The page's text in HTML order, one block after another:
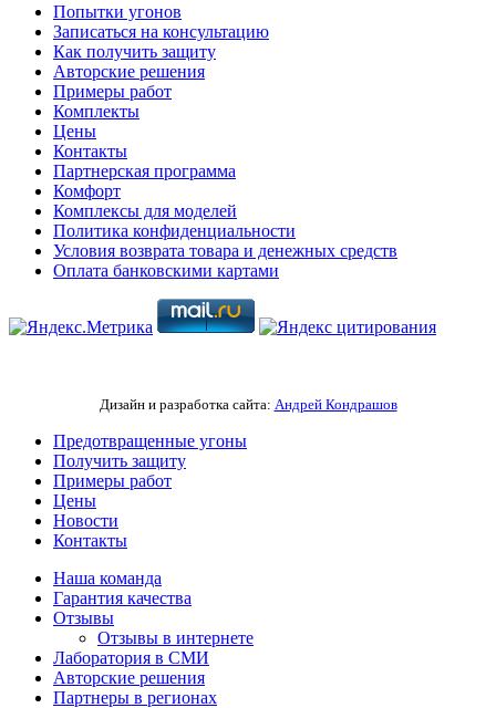
Попытки угонов
Записаться на консультацию
Как получить защиту
Авторские решения
Примеры работ
Комплекты
Цены
Контакты
Партнерская программа
Комфорт
Комплексы для моделей
Политика конфиденциальности
Условия возврата товара и денежных средств
Оплата банковскими картами
Дизайн и разработка сайта: Андрей Кондрашов
Предотвращенные угоны
Получить защиту
Примеры работ
Цены
Новости
Контакты
Наша команда
Гарантия качества
Отзывы
Отзывы в интернете
Лаборатория в СМИ
Авторские решения
Партнеры в регионах